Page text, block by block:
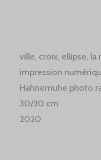
ville, croix, ellipse, la
impression
Hahnemuhe photo
30/30 cm
2020